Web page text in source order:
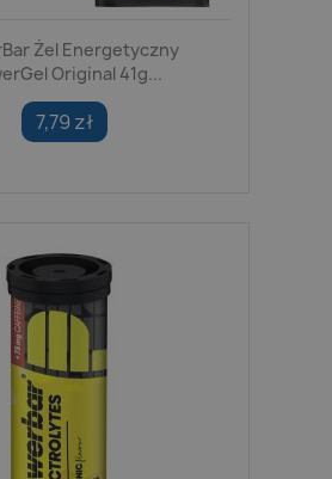
Żel Energetyczny
Original 41g...
7,79 zł